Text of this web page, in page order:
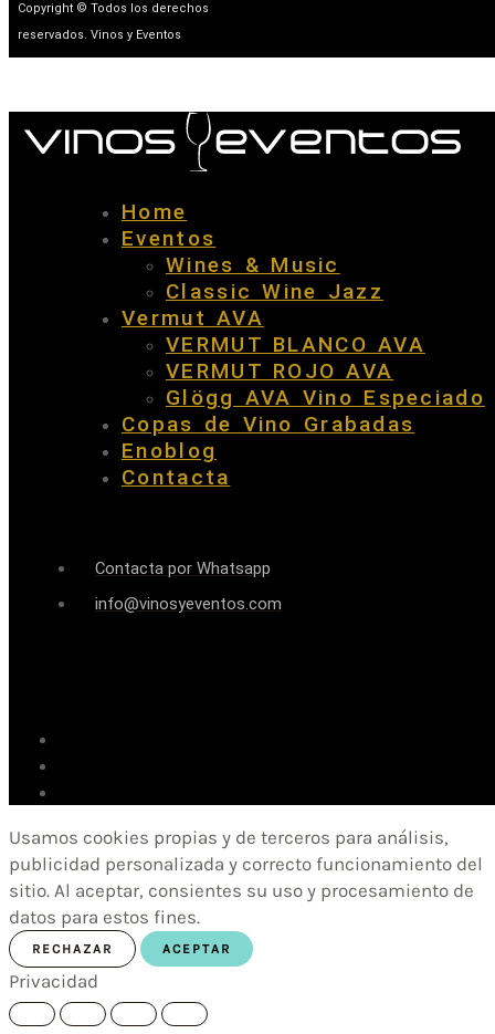
Copyright © Todos los derechos
reservados. Vinos y Eventos
Home
Eventos
Wines & Music
Classic Wine Jazz
Vermut AVA
VERMUT BLANCO AVA
VERMUT ROJO AVA
Glögg AVA Vino Especiado
Copas de Vino Grabadas
Enoblog
Contacta
Contacta por Whatsapp
info@vinosyeventos.com
Usamos cookies propias y de terceros para análisis,
publicidad personalizada y correcto funcionamiento del
sitio. Al aceptar, consientes su uso y procesamiento de
datos para estos fines.
RECHAZAR ACEPTAR
Privacidad